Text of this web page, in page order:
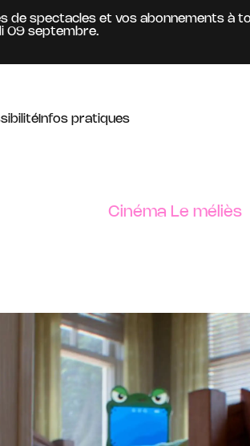
et vos abonnements à tout
Infos pratiques
Cinéma Le méliès